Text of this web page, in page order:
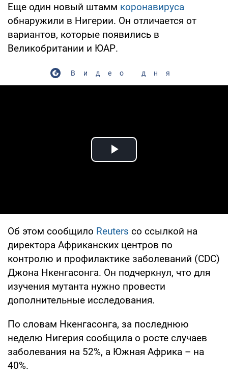
Еще один новый штамм коронавируса
обнаружили в Нигерии. Он отличается от
вариантов, которые появились в
Великобритании и ЮАР.
Видео дня
Play Video
Об этом сообщило Reuters со ссылкой на
директора Африканских центров по
контролю и профилактике заболеваний (CDC)
Джона Нкенгасонга. Он подчеркнул, что для
изучения мутанта нужно провести
дополнительные исследования.
По словам Нкенгасонга, за последнюю
неделю Нигерия сообщила о росте случаев
заболевания на 52%, а Южная Африка – на
40%.